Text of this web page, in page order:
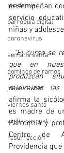
pandemia
parroquia digital
coronavirus
semana santa
domingo de ramos
jueves santo
viernes santo
vigilia pascual
resurrección
desempeñan
servicio
niñas y
"El curso se
que en
produzcan
minimizar las
afirma la
es madre de
Parroquia y
Centro de
Providencia